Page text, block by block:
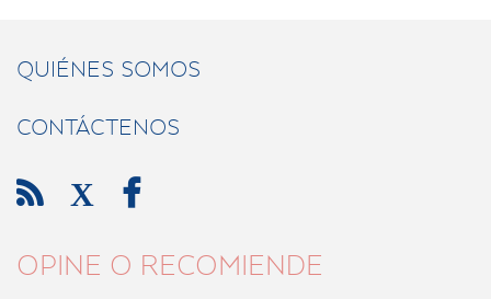
QUIÉNES SOMOS
CONTÁCTENOS
 X 
OPINE O RECOMIENDE